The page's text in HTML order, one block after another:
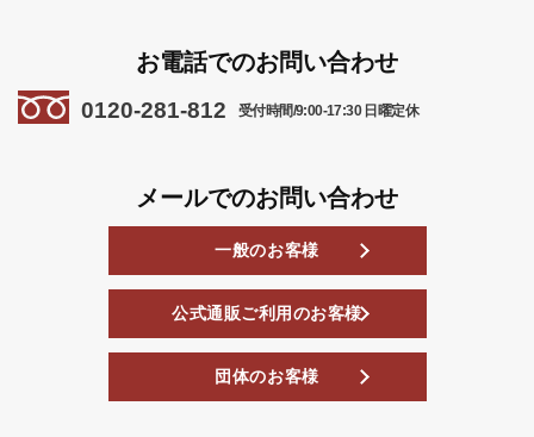
お電話でのお問い合わせ
0120-281-812 受付時間/9:00-17:30 日曜定休
メールでのお問い合わせ
一般のお客様
公式通販ご利用のお客様
団体のお客様